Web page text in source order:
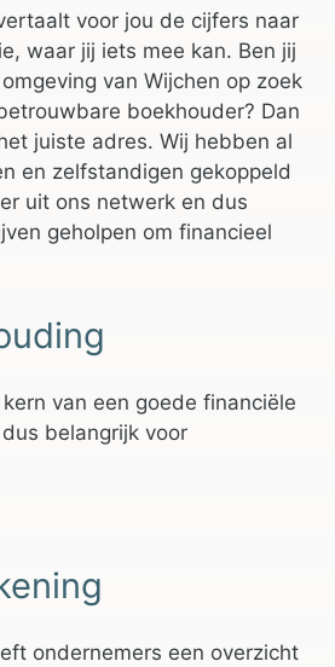
voor jou de cijfers naar
waar jij iets mee kan. Ben jij
van Wijchen op zoek
boekhouder? Dan
juiste adres. Wij hebben al
en zelfstandigen gekoppeld
uit ons netwerk en dus
geholpen om financieel
van een goede financiële
belangrijk voor
ondernemers een overzicht